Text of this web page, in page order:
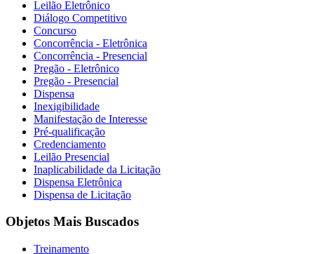
Leilão Eletrônico
Diálogo Competitivo
Concurso
Concorrência - Eletrônica
Concorrência - Presencial
Pregão - Eletrônico
Pregão - Presencial
Dispensa
Inexigibilidade
Manifestação de Interesse
Pré-qualificação
Credenciamento
Leilão Presencial
Inaplicabilidade da Licitação
Dispensa Eletrônica
Dispensa de Licitação
Objetos Mais Buscados
Treinamento